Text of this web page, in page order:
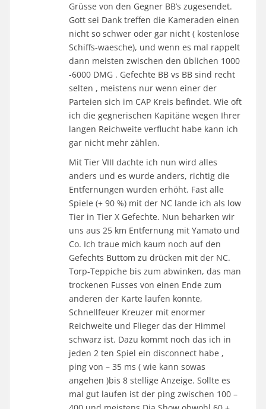
Grüsse von den Gegner BB’s zugesendet.
Gott sei Dank treffen die Kameraden einen
nicht so schwer oder gar nicht ( kostenlose
Schiffs-waesche), und wenn es mal rappelt
dann meisten zwischen den üblichen 1000
-6000 DMG . Gefechte BB vs BB sind recht
selten , meistens nur wenn einer der
Parteien sich im CAP Kreis befindet. Wie oft
ich die gegnerischen Kapitäne wegen Ihrer
langen Reichweite verflucht habe kann ich
gar nicht mehr zählen.
Mit Tier VIII dachte ich nun wird alles
anders und es wurde anders, richtig die
Entfernungen wurden erhöht. Fast alle
Spiele (+ 90 %) mit der NC lande ich als low
Tier in Tier X Gefechte. Nun beharken wir
uns aus 25 km Entfernung mit Yamato und
Co. Ich traue mich kaum noch auf den
Gefechts Buttom zu drücken mit der NC.
Torp-Teppiche bis zum abwinken, das man
trockenen Fusses von einen Ende zum
anderen der Karte laufen konnte,
Schnellfeuer Kreuzer mit enormer
Reichweite und Flieger das der Himmel
schwarz ist. Dazu kommt noch das ich in
jeden 2 ten Spiel ein disconnect habe ,
ping von – 35 ms ( wie kann sowas
angehen )bis 8 stellige Anzeige. Sollte es
mal gut laufen ist der ping zwischen 100 –